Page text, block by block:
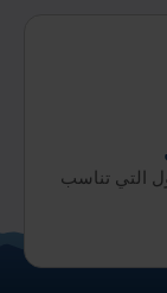
التي تناسب